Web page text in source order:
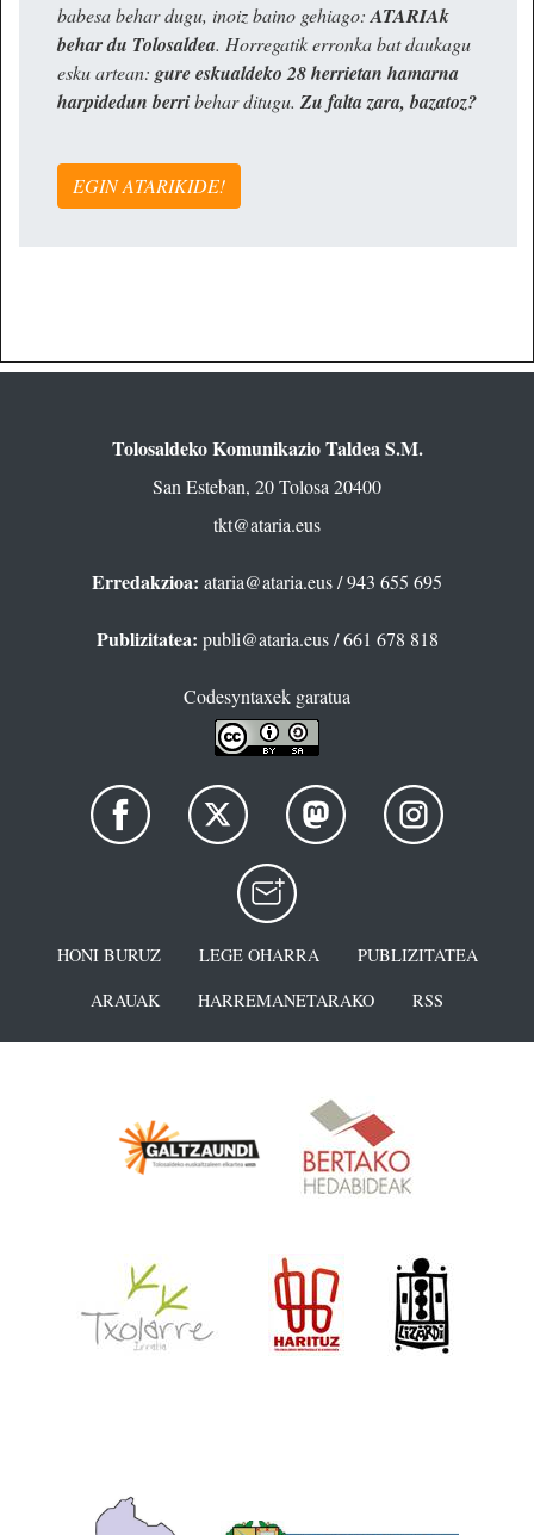
babesa behar dugu, inoiz baino gehiago: ATARIAk
behar du Tolosaldea. Horregatik erronka bat daukagu
esku artean: gure eskualdeko 28 herrietan hamarna
harpidedun berribehar ditugu. Zu falta zara, bazatoz?
EGIN ATARIKIDE!
Tolosaldeko Komunikazio Taldea S.M.
San Esteban, 20 Tolosa 20400
tkt@ataria.eus
Erredakzioa: ataria@ataria.eus/ 943 655 695
Publizitatea: publi@ataria.eus/ 661 678 818
Codesyntaxek garatua
HONI BURUZ LEGE OHARRA
PUBLIZITATEA
ARAUAK
HARREMANETARAKO RSS